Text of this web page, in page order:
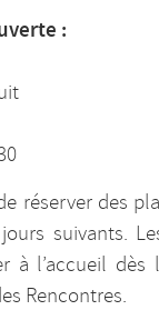
:
réserver des
suivants.
à l’accueil dès
Rencontres.